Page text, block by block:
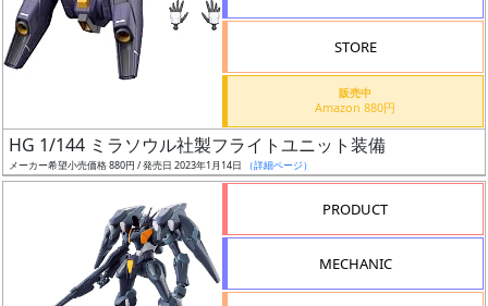
シュ
通知
対象
ギ
ャ
ラ
STORE
販売中
Amazon 880円
HG 1/144 ミラソウル社製フライトユニット装備
メーカー希望小売価格 880円 / 発売日 2023年1月14日 （詳細ページ）
PRODUCT
MECHANIC